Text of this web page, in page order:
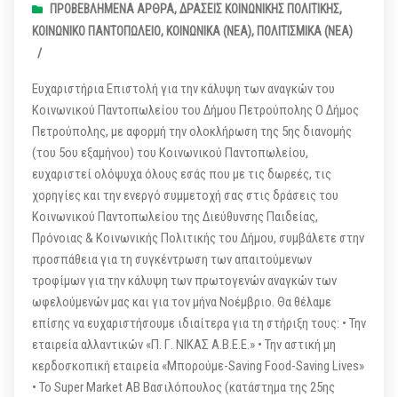
ΠΡΟΒΕΒΛΗΜΈΝΑ ΆΡΘΡΑ,ΔΡΆΣΕΙΣ ΚΟΙΝΩΝΙΚΉΣ ΠΟΛΙΤΙΚΉΣ,
ΚΟΙΝΩΝΙΚΌ ΠΑΝΤΟΠΩΛΕΊΟ, ΚΟΙΝΩΝΙΚΆ (ΝΕΑ), ΠΟΛΙΤΙΣΜΙΚΆ (ΝΕΑ)
/
Ευχαριστήρια Επιστολή για την κάλυψη των αναγκών του
Κοινωνικού Παντοπωλείου του Δήμου Πετρούπολης Ο Δήμος
Πετρούπολης, με αφορμή την ολοκλήρωση της 5ης διανομής
(του 5ου εξαμήνου) του Κοινωνικού Παντοπωλείου,
ευχαριστεί ολόψυχα όλους εσάς που με τις δωρεές, τις
χορηγίες και την ενεργό συμμετοχή σας στις δράσεις του
Κοινωνικού Παντοπωλείου της Διεύθυνσης Παιδείας,
Πρόνοιας & Κοινωνικής Πολιτικής του Δήμου, συμβάλετε στην
προσπάθεια για τη συγκέντρωση των απαιτούμενων
τροφίμων για την κάλυψη των πρωτογενών αναγκών των
ωφελούμενών μας και για τον μήνα Νοέμβριο. Θα θέλαμε
επίσης να ευχαριστήσουμε ιδιαίτερα για τη στήριξη τους: • Την
εταιρεία αλλαντικών «Π. Γ. ΝΙΚΑΣ Α.Β.Ε.Ε.» • Την αστική μη
κερδοσκοπική εταιρεία «Μπορούμε-Saving Food-Saving Lives»
• Το Super Market AB Βασιλόπουλος (κατάστημα της 25ης